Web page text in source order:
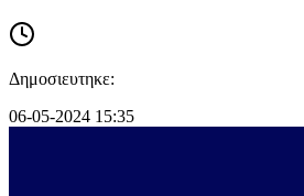
Δημοσιευτηκε:
06-05-2024 15:35